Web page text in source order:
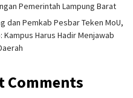
Keluarga
Pemerintah Lampung Barat
dan Pemkab Pesbar Teken MoU,
Kampus Harus Hadir Menjawab
Comments